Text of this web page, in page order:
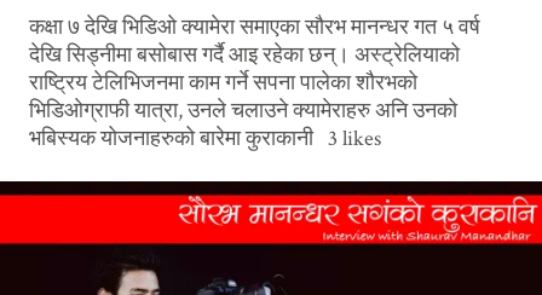
कक्षा ७ देखि भिडिओ क्यामेरा समाएका सौरभ मानन्धर गत ५ वर्ष
देखि सिड्नीमा बसोबास गर्दै आइ रहेका छन्। अस्ट्रेलियाको
राष्ट्रिय टेलिभिजनमा काम गर्ने सपना पालेका शौरभको
भिडिओग्राफी यात्रा, उनले चलाउने क्यामेराहरु अनि उनको
भबिस्यक योजनाहरुको बारेमा कुराकानी 3 likes